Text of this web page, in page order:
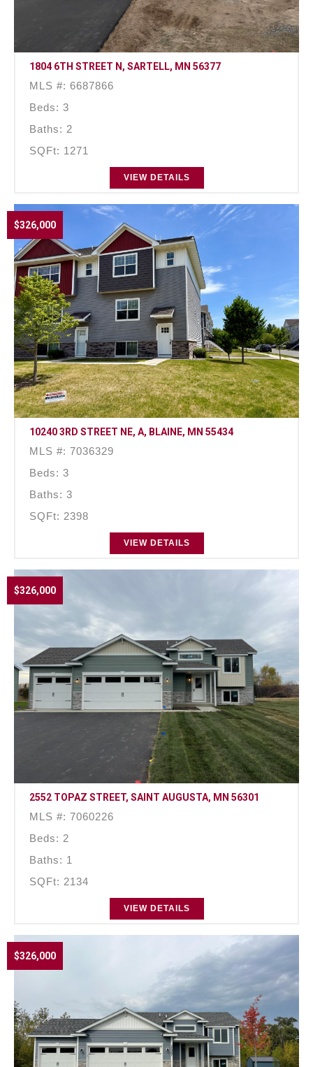
1804 6TH STREET N, SARTELL, MN 56377
MLS #: 6687866
Beds: 3
Baths: 2
SQFt: 1271
VIEW DETAILS
$326,000
10240 3RD STREET NE, A, BLAINE, MN 55434
MLS #: 7036329
Beds: 3
Baths: 3
SQFt: 2398
VIEW DETAILS
$326,000
2552 TOPAZ STREET, SAINT AUGUSTA, MN 56301
MLS #: 7060226
Beds: 2
Baths: 1
SQFt: 2134
VIEW DETAILS
$326,000